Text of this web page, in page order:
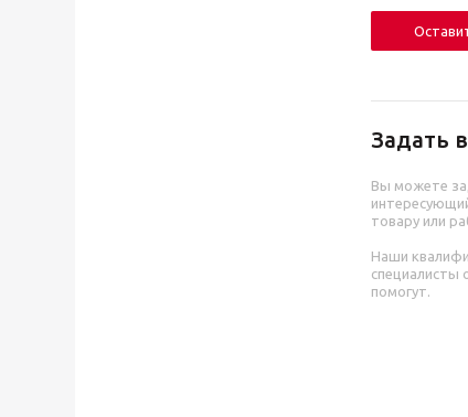
Задать
Вы можете
товару или
Наши
специалисты
помогут.